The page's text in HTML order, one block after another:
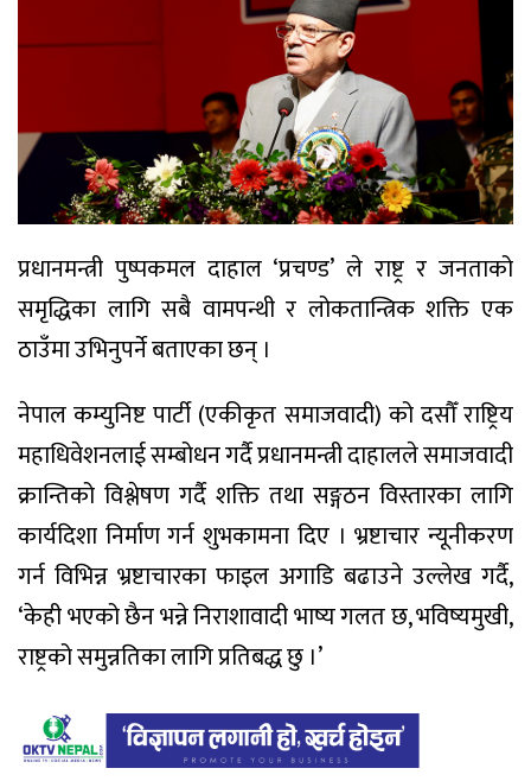
प्रधानमन्त्री पुष्पकमल दाहाल ‘प्रचण्ड’ ले राष्ट्र र जनताको
समृद्धिका लागि सबै वामपन्थी र लोकतान्त्रिक शक्ति एक
ठाउँमा उभिनुपर्ने बताएका छन् ।
नेपाल कम्युनिष्ट पार्टी (एकीकृत समाजवादी) को दसौँ राष्ट्रिय
महाधिवेशनलाई सम्बोधन गर्दै प्रधानमन्त्री दाहालले समाजवादी
क्रान्तिको विश्लेषण गर्दै शक्ति तथा सङ्गठन विस्तारका लागि
कार्यदिशा निर्माण गर्न शुभकामना दिए । भ्रष्टाचार न्यूनीकरण
गर्न विभिन्न भ्रष्टाचारका फाइल अगाडि बढाउने उल्लेख गर्दै,
‘केही भएको छैन भन्ने निराशावादी भाष्य गलत छ, भविष्यमुखी,
राष्ट्रको समुन्नतिका लागि प्रतिबद्ध छु ।’